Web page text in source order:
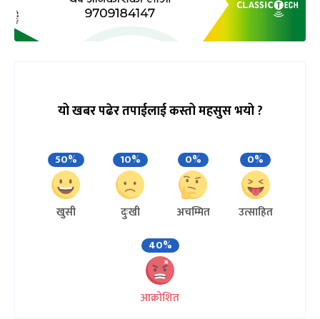
यो खबर पढेर तपाईलाई कस्तो महसुस भयो ?
50%
खुसी
10%
दुःखी
0%
अचम्मित
0%
उत्साहित
40%
आक्रोशित